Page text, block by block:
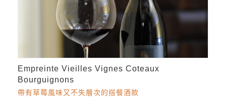
Empreinte Vieilles Vignes Coteaux
Bourguignons
帶有草莓風味又不失層次的搭餐酒款